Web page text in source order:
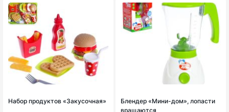
Набор продуктов «Закусочная»
Блендер «Мини-дом», лопасти
вращаются